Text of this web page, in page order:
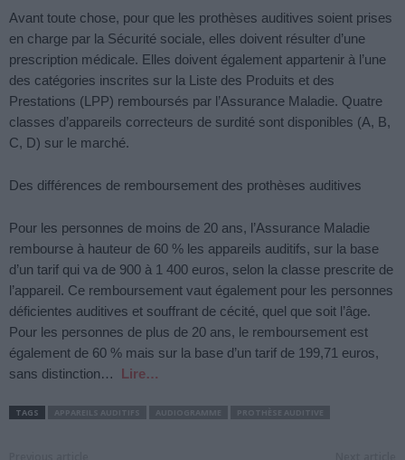
Avant toute chose, pour que les prothèses auditives soient prises
en charge par la Sécurité sociale, elles doivent résulter d’une
prescription médicale. Elles doivent également appartenir à l’une
des catégories inscrites sur la Liste des Produits et des
Prestations (LPP) remboursés par l’Assurance Maladie. Quatre
classes d’appareils correcteurs de surdité sont disponibles (A, B,
C, D) sur le marché.
Des différences de remboursement des prothèses auditives
Pour les personnes de moins de 20 ans, l’Assurance Maladie
rembourse à hauteur de 60 % les appareils auditifs, sur la base
d’un tarif qui va de 900 à 1 400 euros, selon la classe prescrite de
l’appareil. Ce remboursement vaut également pour les personnes
déficientes auditives et souffrant de cécité, quel que soit l’âge.
Pour les personnes de plus de 20 ans, le remboursement est
également de 60 % mais sur la base d’un tarif de 199,71 euros,
sans distinction…
Lire…
TAGS